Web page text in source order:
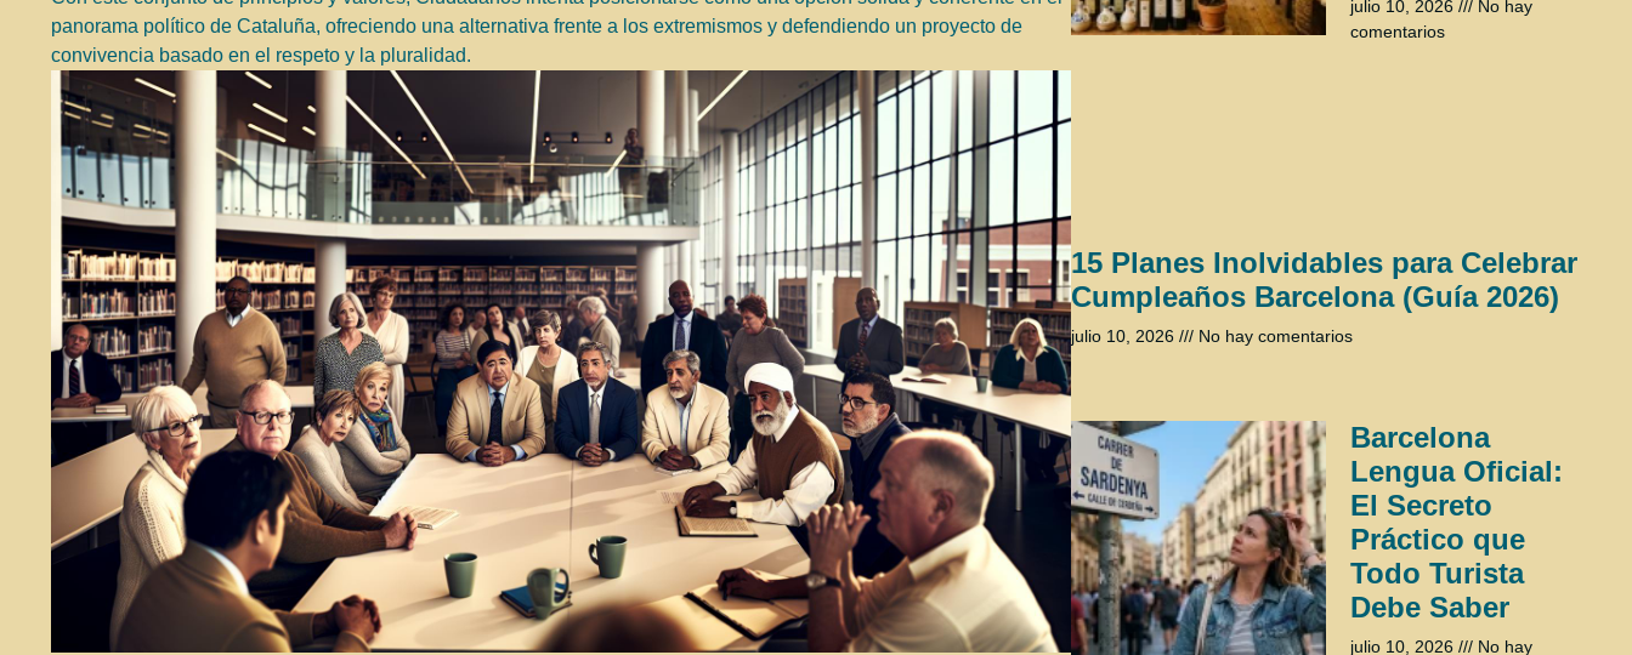
panorama político de Cataluña, ofreciendo una alternativa frente a los extremismos y defendiendo un proyecto de
convivencia basado en el respeto y la pluralidad.
julio 10, 2026
No hay
comentarios
15 Planes Inolvidables para Celebrar
Cumpleaños Barcelona (Guía 2026)
julio 10, 2026 No hay comentarios
Barcelona
Lengua Oficial:
El Secreto
Práctico que
Todo Turista
Debe Saber
julio 10, 2026 No hay